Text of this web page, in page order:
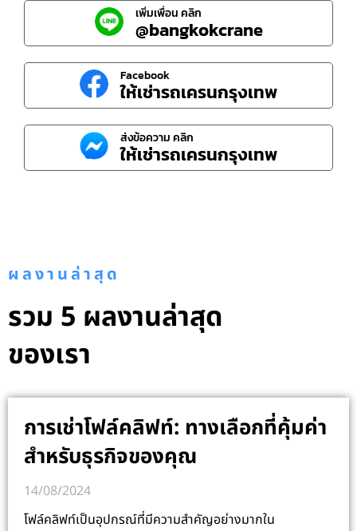
เพิ่มเพื่อน คลิก
@bangkokcrane
Facebook
ให้เช่ารถเครนกรุงเทพ
ส่งข้อความ คลิก
ให้เช่ารถเครนกรุงเทพ
ผลงานล่าสุด
รวม 5 ผลงานล่าสุด
ของเรา
การเช่าโฟล์คลิฟท์: ทางเลือกที่คุ้มค่า
สำหรับธุรกิจของคุณ
14/08/2024
โฟล์คลิฟท์เป็นอุปกรณ์ที่มีความสำคัญอย่างมากใน